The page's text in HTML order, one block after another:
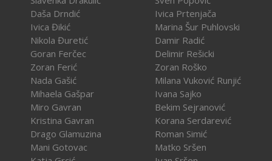
Daša Drndić
Ivica Đikić
Nikola Đuretić
Goran Ferčec
Zoran Ferić
Nada Gašić
Mihaela Gašpar
Miro Gavran
Kristina Gavran
Drago Glamuzina
Mani Gotovac
Ivica Prtenjača
Marina Šur Puhlovski
Damir Radić
Delimir Rešicki
Zoran Roško
Milana Vuković Runjić
Ivana Sajko
Bekim Sejranović
Korana Serdarević
Roman Simić
Matko Sršen